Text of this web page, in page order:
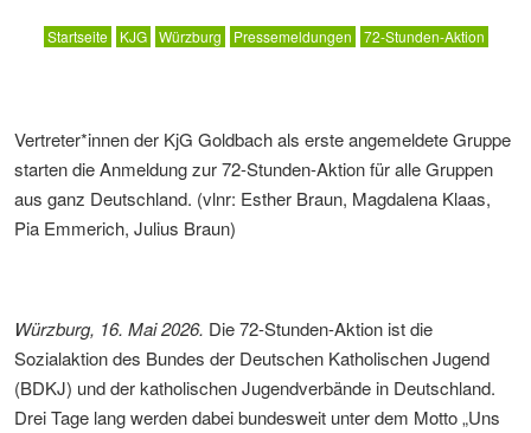
Startseite KJG Würzburg Pressemeldungen 72-Stunden-Aktion
Vertreter*innen der KjG Goldbach als erste angemeldete Gruppe
starten die Anmeldung zur 72-Stunden-Aktion für alle Gruppen
aus ganz Deutschland. (vlnr: Esther Braun, Magdalena Klaas,
Pia Emmerich, Julius Braun)
Würzburg, 16. Mai 2026. Die 72-Stunden-Aktion ist die
Sozialaktion des Bundes der Deutschen Katholischen Jugend
(BDKJ) und der katholischen Jugendverbände in Deutschland.
Drei Tage lang werden dabei bundesweit unter dem Motto „Uns